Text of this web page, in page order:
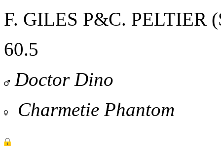
F. GILES P&C. PELTIER
60.5
Doctor Dino
Charmetie Phantom